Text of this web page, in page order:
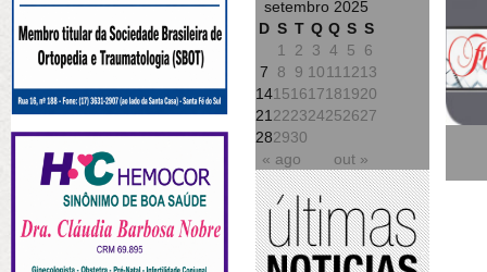
setembro 2025
D S T Q Q S S
« ago out »
1 2 3 4 5
6
7
8 9 1011 1213
14151617181920
21 222324252627
282930